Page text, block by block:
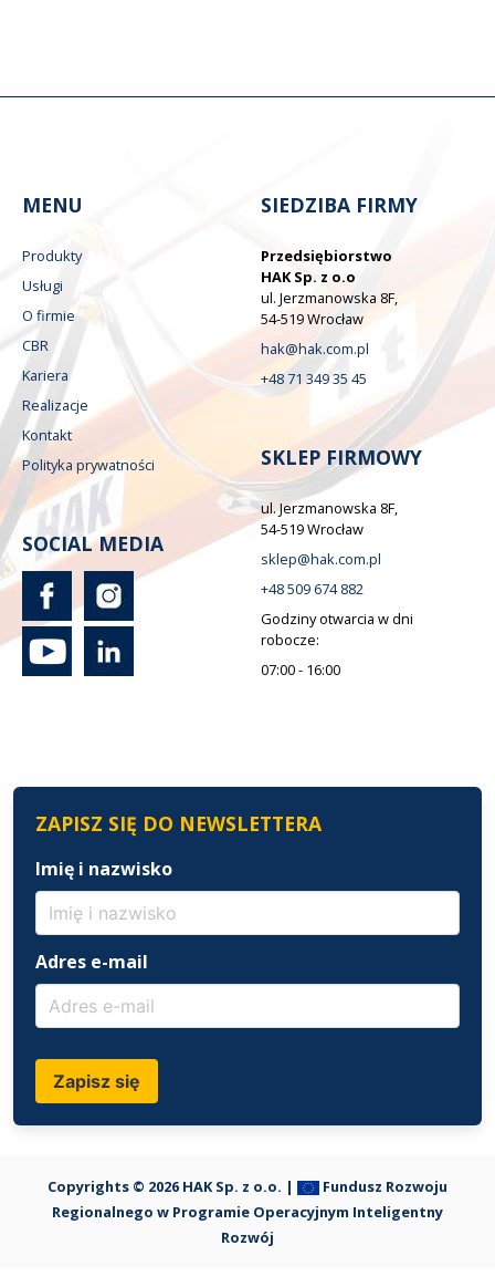
MENU
Produkty
Usługi
O firmie
CBR
Kariera
Realizacje
Kontakt
Polityka prywatności
SOCIAL MEDIA
SIEDZIBA FIRMY
Przedsiębiorstwo
HAK Sp. z o.o
ul. Jerzmanowska 8F,
54-519 Wrocław
hak@hak.com.pl
+48 71 349 35 45
SKLEP FIRMOWY
ul. Jerzmanowska 8F,
54-519 Wrocław
sklep@hak.com.pl
+48 509 674 882
Godziny otwarcia w dni
robocze:
07:00 - 16:00
ZAPISZ SIĘ DO NEWSLETTERA
Imię i nazwisko
Adres e-mail
Zapisz się
Copyrights © 2026 HAK Sp. z o.o. |
Fundusz Rozwoju
Regionalnego w Programie Operacyjnym Inteligentny
Rozwój